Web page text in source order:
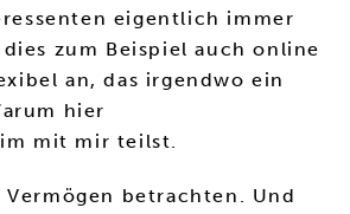
eigentlich immer
zum Beispiel auch online
an, das irgendwo ein
hier
mit mir teilst.
betrachten. Und